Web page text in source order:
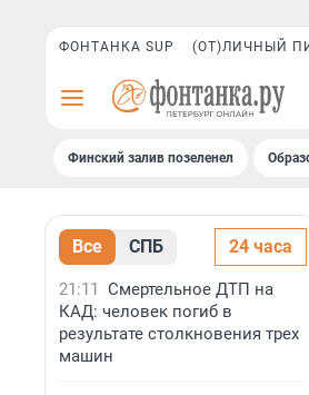
ФОНТАНКА SUP (ОТ)ЛИЧНЫЙ
Финский залив позеленел
Все СПБ 24 часа
21:11 Смертельное ДТП на
КАД: человек погиб в
результате столкновения трех
машин